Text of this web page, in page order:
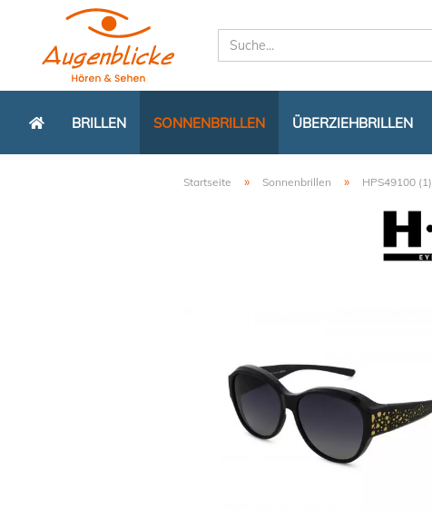
BRILLEN SONNENBRILLEN ÜBERZIEHBRILLEN
Startseite » Sonnenbrillen » HPS49100 (1)